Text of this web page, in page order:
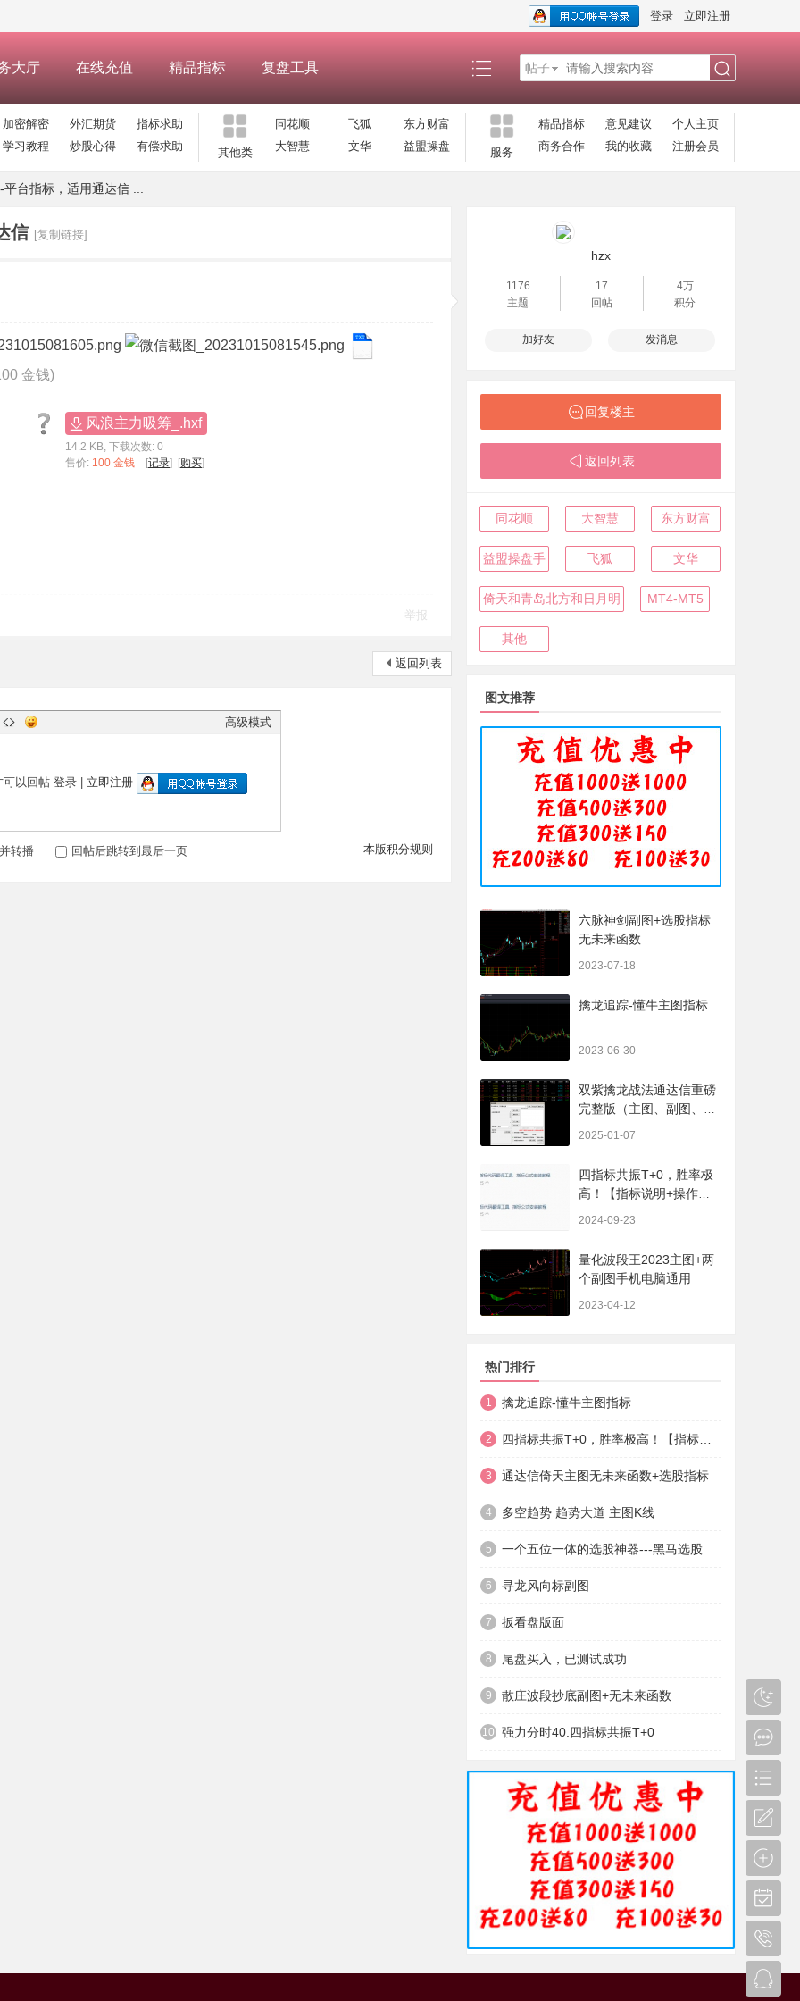
登录 立即注册
大厅 在线充值 精品指标 复盘工具 帖子
加密解密 外汇期货
指标求助
学习教程
炒股心得 有偿求助 其他类
同花顺 飞狐
东方财富
大智慧
文华 益盟操盘 服务
精品指标 意见建议
个人主页
商务合作
我的收藏 注册会员
台指标，适用通达信 ...
信 [复制链接]
金钱)
风浪主力吸筹_.hxf
14.2 KB, 下载次数: 0
售价: 100 金钱 [记录] [购买]
举报
返回列表
高级模式
可以回帖 登录| 立即注册
本版积分规则
转播 回帖后跳转到最后一页
hzx
1176
主题
17
回帖
4万
积分
加好友 发消息
回复楼主
返回列表
同花顺 大智慧 东方财富
益盟操盘手 飞狐 文华
倚天和青岛北方和日月明 MT4-MT5
其他
图文推荐
六脉神剑副图+选股指标
无未来函数
2023-07-18
擒龙追踪-懂牛主图指标
2023-06-30
双紫擒龙战法通达信重磅
完整版（主图、副图、排
2025-01-07
四指标共振T+0，胜率极
高！【指标说明+操作方
2024-09-23
量化波段王2023主图+两
个副图手机电脑通用
2023-04-12
热门排行
1 擒龙追踪-懂牛主图指标
2
3 通达信倚天主图无未来函数+选股指标
4 多空趋势 趋势大道 主图K线
5
6 寻龙风向标副图
7 扳看盘版面
8 尾盘买入，已测试成功
9 散庄波段抄底副图+无未来函数
10 强力分时40.四指标共振T+0